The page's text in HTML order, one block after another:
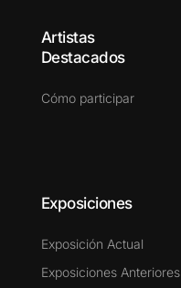
Artistas
Destacados
Cómo participar
Exposiciones
Exposición Actual
Exposiciones Anteriores